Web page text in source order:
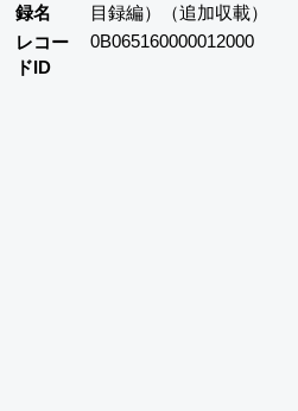
録名
目録編）（追加収載）
レコー
ドID
0B065160000012000